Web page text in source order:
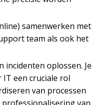
samenwerken met
team als ook het
incidenten oplossen. Je
een cruciale rol
van processen